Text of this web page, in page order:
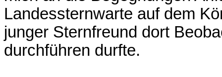
Landessternwarte auf dem
junger Sternfreund dort
durchführen durfte.